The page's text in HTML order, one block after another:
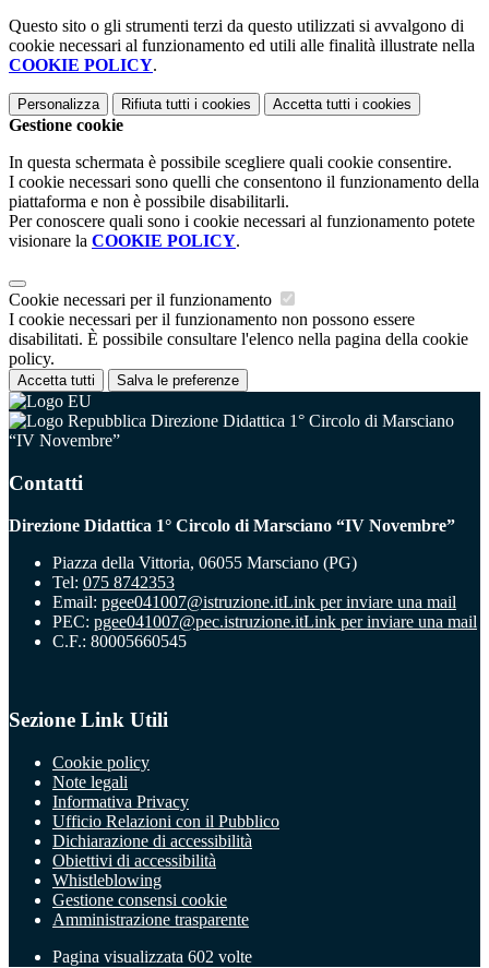
Questo sito o gli strumenti terzi da questo utilizzati si avvalgono di
cookie necessari al funzionamento ed utili alle finalità illustrate nella
COOKIE POLICY.
Personalizza Rifiuta tutti i cookies Accetta tutti i cookies
Gestione cookie
In questa schermata è possibile scegliere quali cookie consentire.
I cookie necessari sono quelli che consentono il funzionamento della
piattaforma e non è possibile disabilitarli.
Per conoscere quali sono i cookie necessari al funzionamento potete
visionare la COOKIE POLICY.
Cookie necessari per il funzionamento
I cookie necessari per il funzionamento non possono essere
disabilitati. È possibile consultare l'elenco nella pagina della cookie
policy.
Accetta tutti Salva le preferenze
Direzione Didattica 1° Circolo di Marsciano
“IV Novembre”
Contatti
Direzione Didattica 1° Circolo di Marsciano “IV Novembre”
Piazza della Vittoria, 06055 Marsciano (PG)
Tel: 075 8742353
Email: pgee041007@istruzione.itLink per inviare una mail
PEC: pgee041007@pec.istruzione.itLink per inviare una mail
C.F.: 80005660545
Sezione Link Utili
Cookie policy
Note legali
Informativa Privacy
Ufficio Relazioni con il Pubblico
Dichiarazione di accessibilità
Obiettivi di accessibilità
Whistleblowing
Gestione consensi cookie
Amministrazione trasparente
Pagina visualizzata 602 volte